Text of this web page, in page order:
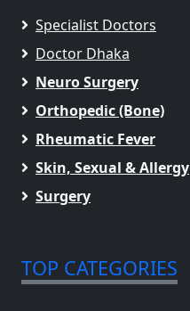
Specialist Doctors
Doctor Dhaka
Neuro Surgery
Orthopedic (Bone)
Rheumatic Fever
Skin, Sexual & Allergy
Surgery
TOP CATEGORIES